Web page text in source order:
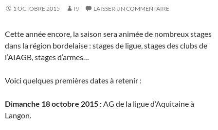
1 OCTOBRE 2015 PJ LAISSER UN COMMENTAIRE
Cette année encore, la saison sera animée de nombreux stages
dans la région bordelaise : stages de ligue, stages des clubs de
l’AIAGB, stages d’armes…
Voici quelques premières dates à retenir :
Dimanche 18 octobre 2015 :AG de la ligue d’Aquitaine à
Langon.